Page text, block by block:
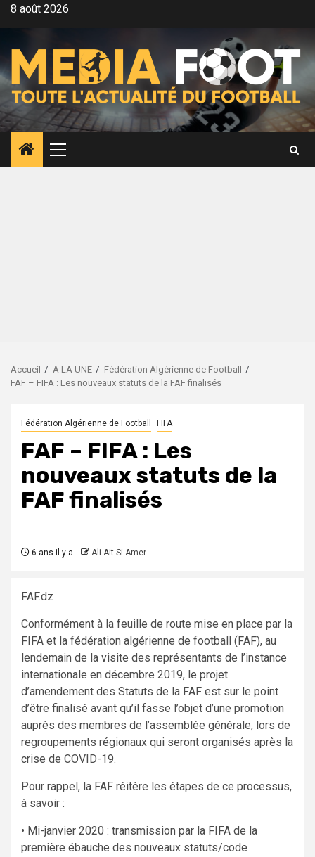
Aller8 août 2026
Menu
principal
Accueil A LA UNE
Fédération Algérienne de Football
FAF – FIFA : Les nouveaux statuts de la FAF finalisés
Fédération Algérienne de Football FIFA
FAF – FIFA : Les
nouveaux statuts de la
FAF finalisés
6 ans il y a Ali Ait Si Amer
FAF.dz
Conformément à la feuille de route mise en place par la
FIFA et la fédération algérienne de football (FAF), au
lendemain de la visite des représentants de l’instance
internationale en décembre 2019, le projet
d’amendement des Statuts de la FAF est sur le point
d’être finalisé avant qu’il fasse l’objet d’une promotion
auprès des membres de l’assemblée générale, lors de
regroupements régionaux qui seront organisés après la
crise de COVID-19.
Pour rappel, la FAF réitère les étapes de ce processus,
à savoir :
• Mi-janvier 2020 : transmission par la FIFA de la
première ébauche des nouveaux statuts/code